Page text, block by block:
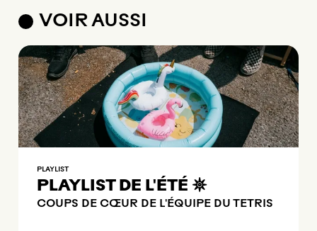
VOIR AUSSI
PLAYLIST
PLAYLIST DE L'ÉTÉ 𖤓
COUPS DE CŒUR DE L'ÉQUIPE DU TETRIS